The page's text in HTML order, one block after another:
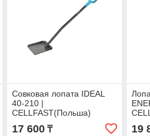
Совковая лопата IDEAL
40-210 |
CELLFAST(Польша)
17 600₸ 19